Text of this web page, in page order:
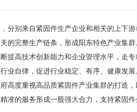
分别来自紧固件生产企业和相关的上下
完整生产链条，形成阳东特色产业集群
提高技术创新能力和企业管理水平，走
自律，促进行业稳定、有序、健康发展
高度重视高品质紧固件产业集群的打造
准的服务形成一股强大合力，支持紧固